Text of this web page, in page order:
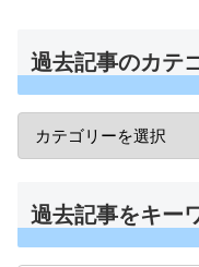
過去記事のカ
過去記事をキー